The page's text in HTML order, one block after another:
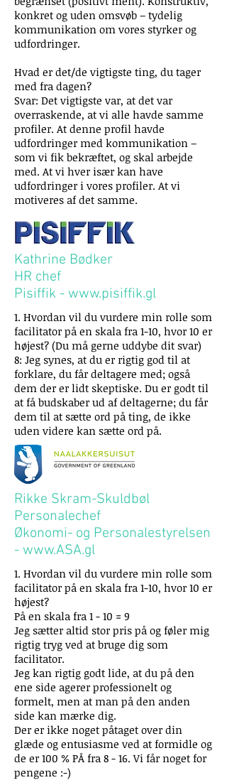
konkret og uden omsvøb – tydelig
kommunikation om vores styrker og
udfordringer.
Hvad er det/de vigtigste ting, du tager
med fra dagen?
Svar: Det vigtigste var, at det var
overraskende, at vi alle havde samme
profiler. At denne profil havde
udfordringer med kommunikation –
som vi fik bekræftet, og skal arbejde
med. At vi hver især kan have
udfordringer i vores profiler. At vi
motiveres af det samme.
Kathrine Bødker
HR chef
Pisiffik - www.pisiffik.gl
1. Hvordan vil du vurdere min rolle som
facilitator på en skala fra 1-10, hvor 10 er
højest? (Du må gerne uddybe dit svar)
8: Jeg synes, at du er rigtig god til at
forklare, du får deltagere med; også
dem der er lidt skeptiske. Du er godt til
at få budskaber ud af deltagerne; du får
dem til at sætte ord på ting, de ikke
uden videre kan sætte ord på.
Rikke Skram-Skuldbøl
Personalechef
Økonomi- og Personalestyrelsen
- www.ASA.gl
1. Hvordan vil du vurdere min rolle som
facilitator på en skala fra 1-10, hvor 10 er
højest?
På en skala fra 1 - 10 = 9
Jeg sætter altid stor pris på og føler mig
rigtig tryg ved at bruge dig som
facilitator.
Jeg kan rigtig godt lide, at du på den
ene side agerer professionelt og
formelt, men at man på den anden
side kan mærke dig.
Der er ikke noget påtaget over din
glæde og entusiasme ved at formidle og
de er 100 % PÅ fra 8 - 16. Vi får noget for
pengene :-)